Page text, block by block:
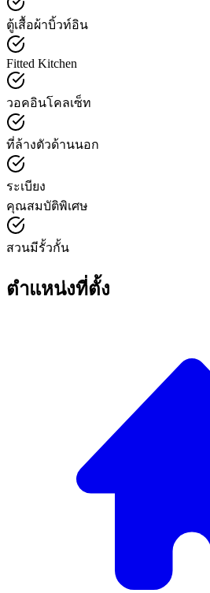
ตู้เสื้อผ้าบิ้วท์อิน
Fitted Kitchen
วอคอินโคลเซ็ท
ที่ล้างตัวด้านนอก
ระเบียง
คุณสมบัติพิเศษ
สวนมีรั้วกั้น
ตำแหน่งที่ตั้ง